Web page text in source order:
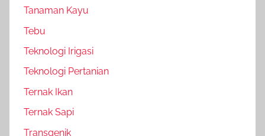
Tanaman Kayu
Tebu
Teknologi Irigasi
Teknologi Pertanian
Ternak Ikan
Ternak Sapi
Transgenik